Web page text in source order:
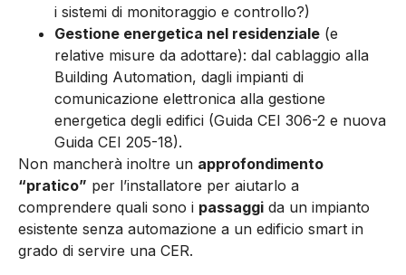
i sistemi di monitoraggio e controllo?)
Gestione energetica nel residenziale (e
relative misure da adottare): dal cablaggio alla
Building Automation, dagli impianti di
comunicazione elettronica alla gestione
energetica degli edifici (Guida CEI 306-2 e nuova
Guida CEI 205-18).
Non mancherà inoltre un approfondimento
“pratico” per l’installatore per aiutarlo a
comprendere quali sono i passaggi da un impianto
esistente senza automazione a un edificio smart in
grado di servire una CER.